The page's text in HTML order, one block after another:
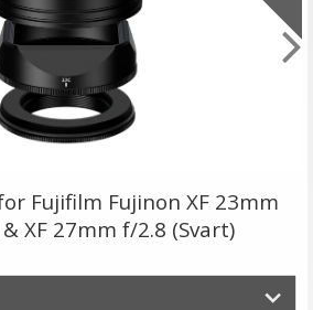
Fujifilm Fujinon XF 23mm
XF 27mm f/2.8 (Svart)